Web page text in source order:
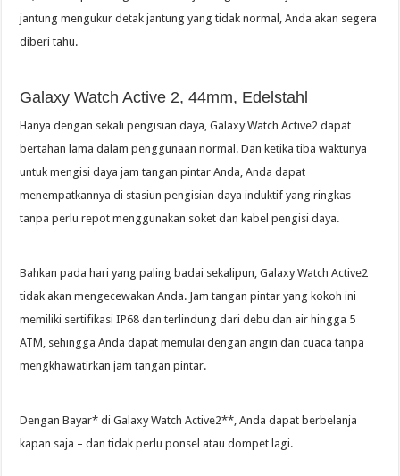
jantung mengukur detak jantung yang tidak normal, Anda akan segera
diberi tahu.
Galaxy Watch Active 2, 44mm, Edelstahl
Hanya dengan sekali pengisian daya, Galaxy Watch Active2 dapat
bertahan lama dalam penggunaan normal. Dan ketika tiba waktunya
untuk mengisi daya jam tangan pintar Anda, Anda dapat
menempatkannya di stasiun pengisian daya induktif yang ringkas –
tanpa perlu repot menggunakan soket dan kabel pengisi daya.
Bahkan pada hari yang paling badai sekalipun, Galaxy Watch Active2
tidak akan mengecewakan Anda. Jam tangan pintar yang kokoh ini
memiliki sertifikasi IP68 dan terlindung dari debu dan air hingga 5
ATM, sehingga Anda dapat memulai dengan angin dan cuaca tanpa
mengkhawatirkan jam tangan pintar.
Dengan Bayar* di Galaxy Watch Active2**, Anda dapat berbelanja
kapan saja – dan tidak perlu ponsel atau dompet lagi.